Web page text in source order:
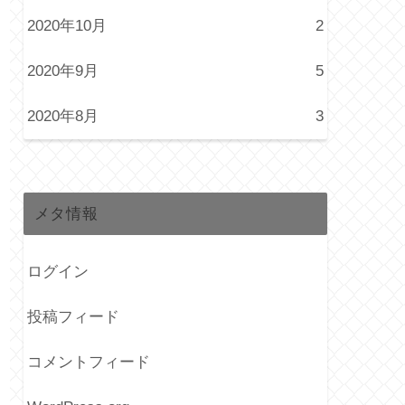
2020年10月 2
2020年9月 5
2020年8月 3
メタ情報
ログイン
投稿フィード
コメントフィード